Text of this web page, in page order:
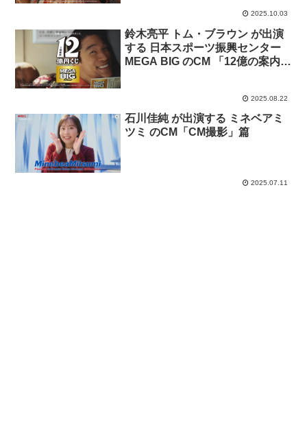
2025.10.03
鈴木亮平 トム・ブラウン が出演
する 日本スポーツ振興センター
MEGA BIG のCM 「12億の案内人
2025.08.22
石川佳純 が出演する ミネベアミ
ツミ のCM「CM撮影」篇
2025.07.11